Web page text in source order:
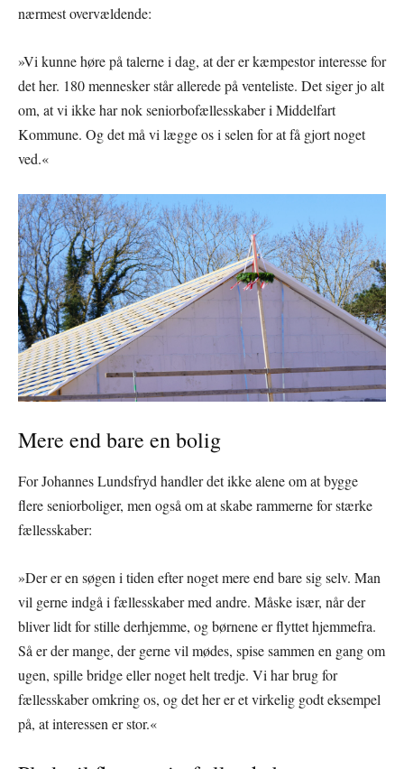
nærmest overvældende:
»Vi kunne høre på talerne i dag, at der er kæmpestor interesse for
det her. 180 mennesker står allerede på venteliste. Det siger jo alt
om, at vi ikke har nok seniorbofællesskaber i Middelfart
Kommune. Og det må vi lægge os i selen for at få gjort noget
ved.«
Mere end bare en bolig
For Johannes Lundsfryd handler det ikke alene om at bygge
flere seniorboliger, men også om at skabe rammerne for stærke
fællesskaber:
»Der er en søgen i tiden efter noget mere end bare sig selv. Man
vil gerne indgå i fællesskaber med andre. Måske især, når der
bliver lidt for stille derhjemme, og børnene er flyttet hjemmefra.
Så er der mange, der gerne vil mødes, spise sammen en gang om
ugen, spille bridge eller noget helt tredje. Vi har brug for
fællesskaber omkring os, og det her er et virkelig godt eksempel
på, at interessen er stor.«